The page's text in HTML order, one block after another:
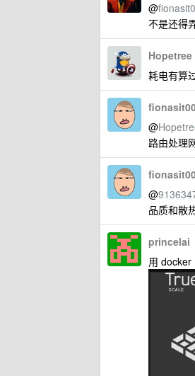
@
不是还得
Hopetree
耗电有算
@
路由处理
@
品质和散
princelai
用 docker